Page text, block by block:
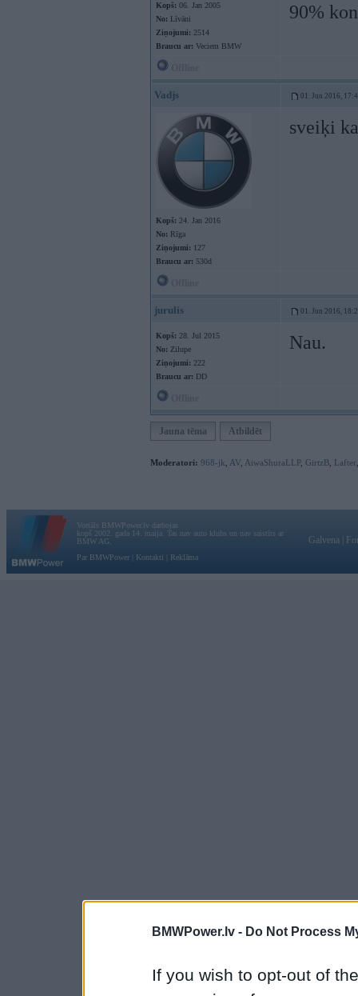
BMWPower.lv - Do Not Process
If you wish to opt-out of
Kopš: 06. Jan 2005
No: Līvāni
Ziņojumi: 2514
Braucu ar: Veciem BMW
90%
Vadjs 01. Jun 2016,
Kopš: 24. Jan 2016
No: Rīga
Ziņojumi: 127
Braucu ar: 530d
sveiķi
jurulis 01. Jun 2016,
Kopš: 28. Jul 2015
No: Zilupe
Ziņojumi: 222
Braucu ar: DD
Nau.
Jauna tēma Atbildēt
Moderatori: 968-jk AV AiwaShuraLLP, GirtzB Lafter
Vortāls BMWPower.lv darbojas
kopš 2002. gada 14. maija. Tas nav auto klubs un nav saistīts ar
BMW AG.
Par BMWPower
Kontakti Reklāma
Galvena